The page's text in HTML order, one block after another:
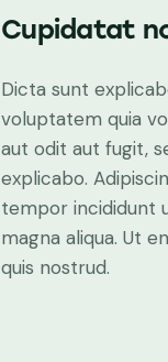
Cupidatat
Dicta sunt
voluptatem quia
aut odit aut fugit,
explicabo.
tempor incididunt
magna aliqua. Ut
quis nostrud.